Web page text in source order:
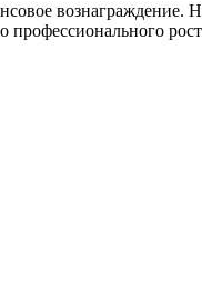
вознаграждение.
профессионального